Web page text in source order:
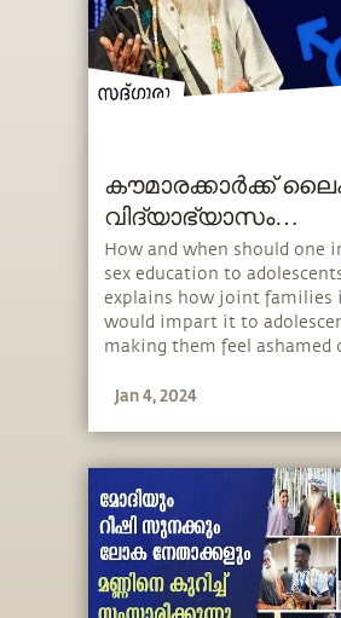
കൗമാരക്കാർക്ക്
വിദ്യാഭ്യാസം
നൽകേണ്ടതിന്റെ
പ്രാധാന്യം Sex
Teenssex-
How and when should one
sex education to
explains how joint families
would impart it to
making them feel ashamed
it in today’s day and age. He
Jan 4, 2024